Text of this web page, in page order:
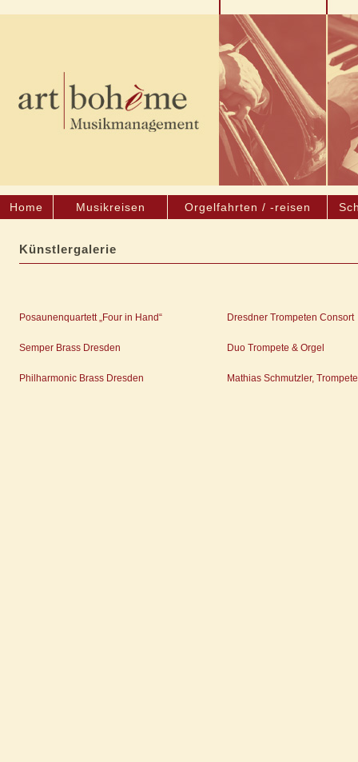
Home Musikreisen Orgelfahrten / -reisen
Künstlergalerie
Posaunenquartett „Four in Hand“
Semper Brass Dresden
Philharmonic Brass Dresden
Dresdner Trompeten Consort
Duo Trompete & Orgel
Mathias Schmutzler, Trompete